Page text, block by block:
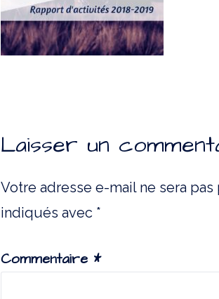
Laisser un
Votre adresse e-mail ne sera
indiqués avec *
Commentaire *